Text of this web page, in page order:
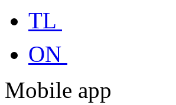
TL
ON
Mobile app